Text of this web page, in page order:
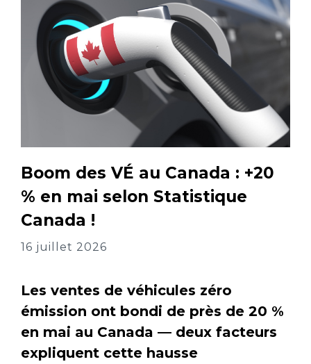
Boom des VÉ au Canada : +20
% en mai selon Statistique
Canada !
16 juillet 2026
Les ventes de véhicules zéro
émission ont bondi de près de 20 %
en mai au Canada — deux facteurs
expliquent cette hausse